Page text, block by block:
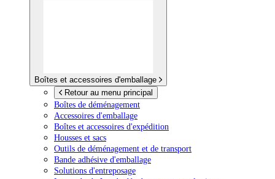
Boîtes et accessoires d'emballage
Retour au menu principal
Boîtes de déménagement
Accessoires d'emballage
Boîtes et accessoires d'expédition
Housses et sacs
Outils de déménagement et de transport
Bande adhésive d'emballage
Solutions d'entreposage